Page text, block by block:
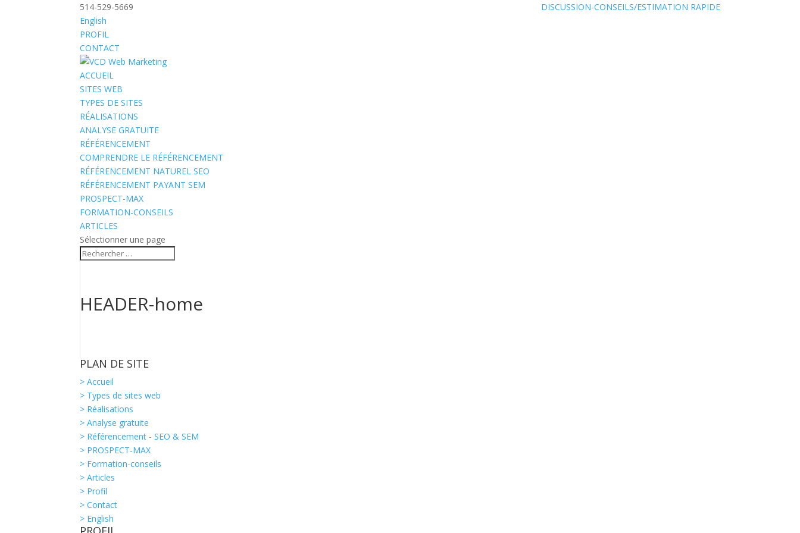
514-529-5669
DISCUSSION-CONSEILS/ESTIMATION RAPIDE
English
PROFIL
CONTACT
ACCUEIL
SITES WEB
TYPES DE SITES
RÉALISATIONS
ANALYSE GRATUITE
RÉFÉRENCEMENT
COMPRENDRE LE RÉFÉRENCEMENT
RÉFÉRENCEMENT NATUREL SEO
RÉFÉRENCEMENT PAYANT SEM
PROSPECT-MAX
FORMATION-CONSEILS
ARTICLES
Sélectionner une page
HEADER-home
PLAN DE SITE
> Accueil
> Types de sites web
> Réalisations
> Analyse gratuite
> Référencement - SEO & SEM
> PROSPECT-MAX
> Formation-conseils
> Articles
> Profil
> Contact
> English